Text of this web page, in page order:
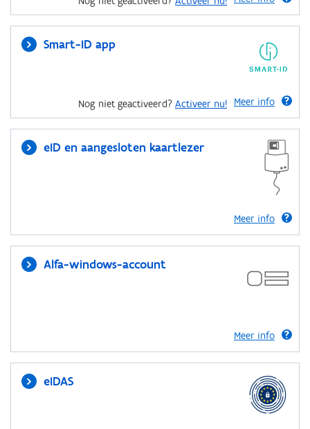
Smart-ID app
Meer info
Nog niet geactiveerd? Activeer nu!
eID en aangesloten kaartlezer
Meer info
Alfa-windows-account
Meer info
eIDAS